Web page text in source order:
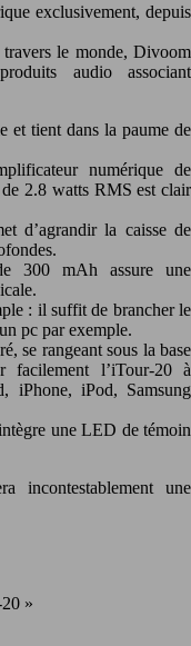
exclusivement, depuis
travers le monde, Divoom
audio associant
et tient dans la paume de
numérique de
de 2.8 watts RMS est clair
d’agrandir la caisse de
300 mAh assure une
: il suffit de brancher le
pc par exemple.
se rangeant sous la base
facilement l’iTour-20 à
iPhone, iPod, Samsung
une LED de témoin
incontestablement une
»